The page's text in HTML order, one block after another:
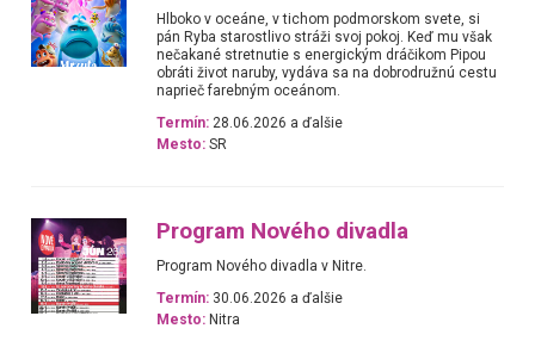
Hlboko v oceáne, v tichom podmorskom svete, si
pán Ryba starostlivo stráži svoj pokoj. Keď mu však
nečakané stretnutie s energickým dráčikom Pipou
obráti život naruby, vydáva sa na dobrodružnú cestu
naprieč farebným oceánom.
Termín: 28.06.2026 a ďalšie
Mesto: SR
Program Nového divadla
Program Nového divadla v Nitre.
Termín: 30.06.2026 a ďalšie
Mesto: Nitra